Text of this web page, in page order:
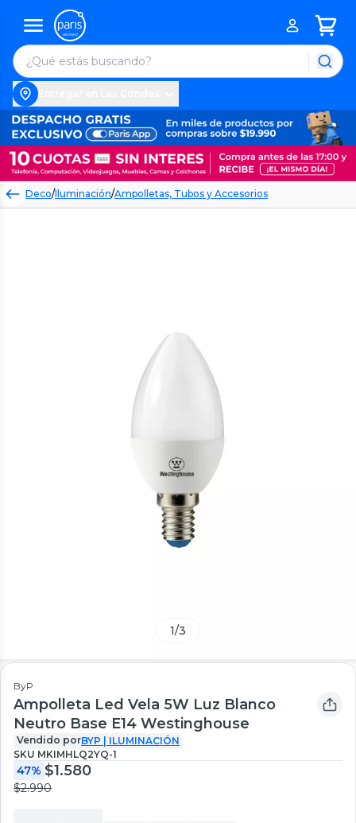
Deco/Iluminación/Ampolletas, Tubos y Accesorios
1/3
ByP
Ampolleta Led Vela 5W Luz Blanco
Neutro Base E14 Westinghouse
Vendido porBYP | ILUMINACIÓN
SKU MKIMHLQ2YQ-1
47% $1.580
$2.990